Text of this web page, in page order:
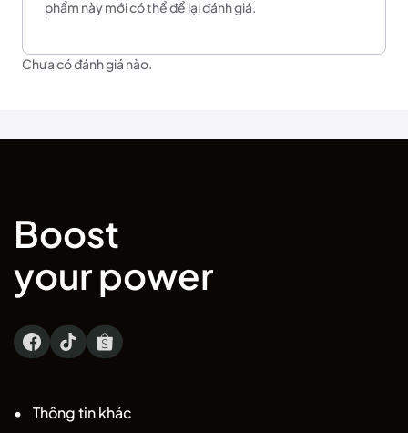
Chưa có đánh giá nào.
phẩm này mới có thể để lại đánh giá.
Boost
your power
Thông tin khác